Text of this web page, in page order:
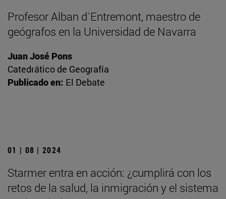
Profesor Alban d´Entremont, maestro de
geógrafos en la Universidad de Navarra
Juan José Pons
Catedrático de Geografía
Publicado en: El Debate
01 | 08 | 2024
Starmer entra en acción: ¿cumplirá con los
retos de la salud, la inmigración y el sistema